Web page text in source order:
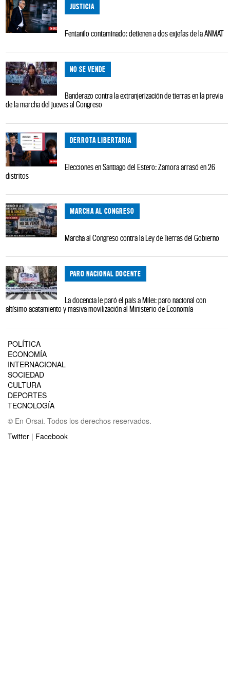
JUSTICIA
Fentanilo contaminado: detienen a dos exjefas de la ANMAT
NO SE VENDE
Banderazo contra la extranjerización de tierras en la previa
de la marcha del jueves al Congreso
DERROTA LIBERTARIA
Elecciones en Santiago del Estero: Zamora arrasó en 26
distritos
MARCHA AL CONGRESO
Marcha al Congreso contra la Ley de Tierras del Gobierno
PARO NACIONAL DOCENTE
La docencia le paró el país a Milei: paro nacional con
altísimo acatamiento y masiva movilización al Ministerio de Economía
POLÍTICA
ECONOMÍA
INTERNACIONAL
SOCIEDAD
CULTURA
DEPORTES
TECNOLOGÍA
© En Orsai. Todos los derechos reservados.
Twitter | Facebook